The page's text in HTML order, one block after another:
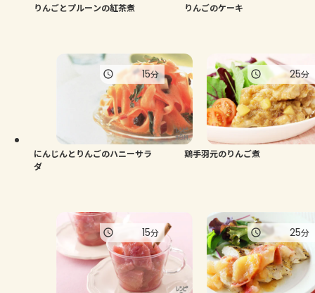
りんごとプルーンの紅茶煮 りんごのケーキ
にんじんとりんごのハニーサラ
ダ
15分
鶏手羽元のりんご煮
25分
15分 25分